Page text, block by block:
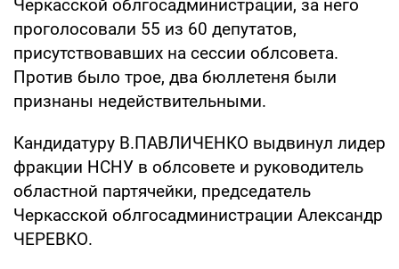
Черкасской облгосадминистрации, за него
проголосовали 55 из 60 депутатов,
присутствовавших на сессии облсовета.
Против было трое, два бюллетеня были
признаны недействительными.
Кандидатуру В.ПАВЛИЧЕНКО выдвинул лидер
фракции НСНУ в облсовете и руководитель
областной партячейки, председатель
Черкасской облгосадминистрации Александр
ЧЕРЕВКО.